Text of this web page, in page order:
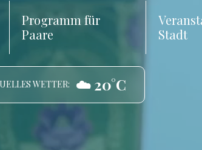
Programm für
Paare
Stadt
WETTER: ☁️ 20°C